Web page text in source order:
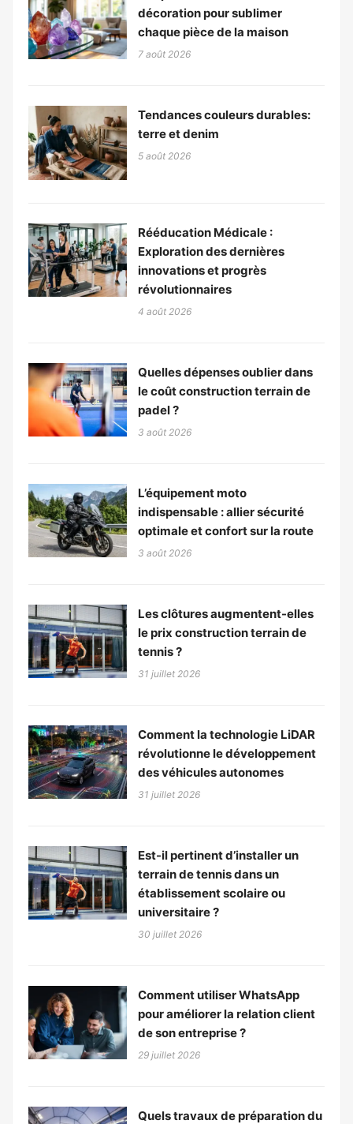
décoration pour sublimer
chaque pièce de la maison
7 août 2026
Tendances couleurs durables:
terre et denim
5 août 2026
Rééducation Médicale :
Exploration des dernières
innovations et progrès
révolutionnaires
4 août 2026
Quelles dépenses oublier dans
le coût construction terrain de
padel ?
3 août 2026
L’équipement moto
indispensable : allier sécurité
optimale et confort sur la route
3 août 2026
Les clôtures augmentent-elles
le prix construction terrain de
tennis ?
31 juillet 2026
Comment la technologie LiDAR
révolutionne le développement
des véhicules autonomes
31 juillet 2026
Est-il pertinent d’installer un
terrain de tennis dans un
établissement scolaire ou
universitaire ?
30 juillet 2026
Comment utiliser WhatsApp
pour améliorer la relation client
de son entreprise ?
29 juillet 2026
Quels travaux de préparation du